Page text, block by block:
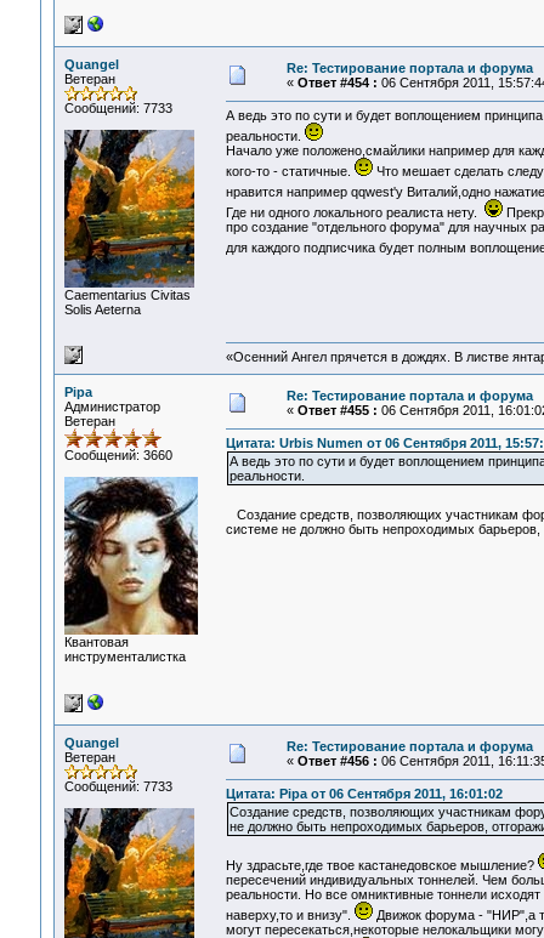
Quangel
Ветеран
Сообщений: 7733
Сaementarius Civitas
Solis Aeterna
Re: Тестирование портала и форума
« Ответ #454 : 06 Сентября 2011,
А ведь это по сути и будет воплощением
реальности.
Начало уже положено,смайлики например для
кого-то - статичные.
Что мешает сделать
нравится например qqwest'у Виталий,одно
Где ни одного локального реалиста нету.
про создание "отдельного форума" для научных
для каждого подписчика будет полным
«Осенний Ангел прячется в дождях. В листве
Pipa
Администратор
Ветеран
Сообщений: 3660
Квантовая
инструменталистка
Re: Тестирование портала и форума
« Ответ #455 : 06 Сентября 2011,
Цитата: Urbis Numen от 06 Сентября 2011,
А ведь это по сути и будет воплощением
реальности.
Создание средств, позволяющих участникам
системе не должно быть непроходимых
Quangel
Ветеран
Сообщений: 7733
Re: Тестирование портала и форума
« Ответ #456 : 06 Сентября 2011,
Цитата: Pipa от 06 Сентября 2011, 16:01:02
Создание средств, позволяющих участникам
не должно быть непроходимых барьеров,
Ну здрасьте,где твое кастанедовское мышление?
пересечений индивидуальных тоннелей. Чем
реальности. Но все омниктивные тоннели
наверху,то и внизу".
Движок форума - "НИР",а
могут пересекаться,некоторые нелокальщики